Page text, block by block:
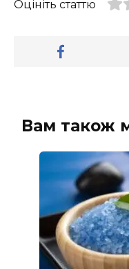
Оцініть статтю
Вам також